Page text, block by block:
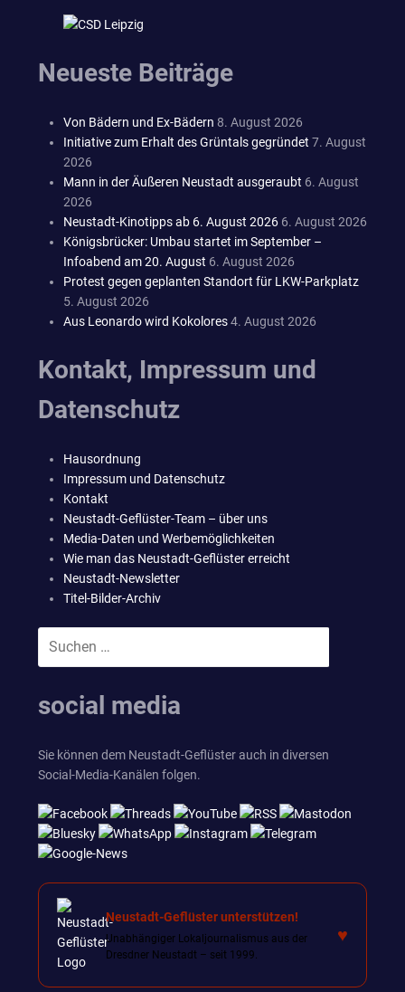
Neueste Beiträge
Von Bädern und Ex-Bädern 8. August 2026
Initiative zum Erhalt des Grüntals gegründet 7. August
2026
Mann in der Äußeren Neustadt ausgeraubt 6. August
2026
Neustadt-Kinotipps ab 6. August 2026 6. August 2026
Königsbrücker: Umbau startet im September –
Infoabend am 20. August 6. August 2026
Protest gegen geplanten Standort für LKW-Parkplatz
5. August 2026
Aus Leonardo wird Kokolores4. August 2026
Kontakt, Impressum und
Datenschutz
Hausordnung
Impressum und Datenschutz
Kontakt
Neustadt-Geflüster-Team – über uns
Media-Daten und Werbemöglichkeiten
Wie man das Neustadt-Geflüster erreicht
Neustadt-Newsletter
Titel-Bilder-Archiv
Suchen
social media
Sie können dem Neustadt-Geflüster auch in diversen
Social-Media-Kanälen folgen.
Neustadt-Geflüster unterstützen!
Unabhängiger Lokaljournalismus aus der
Dresdner Neustadt – seit 1999.
♥